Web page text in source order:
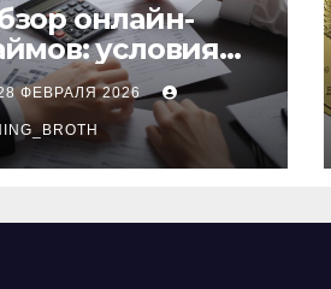
онлайн-
условия
и
к
ФЕВРАЛЯ 2026